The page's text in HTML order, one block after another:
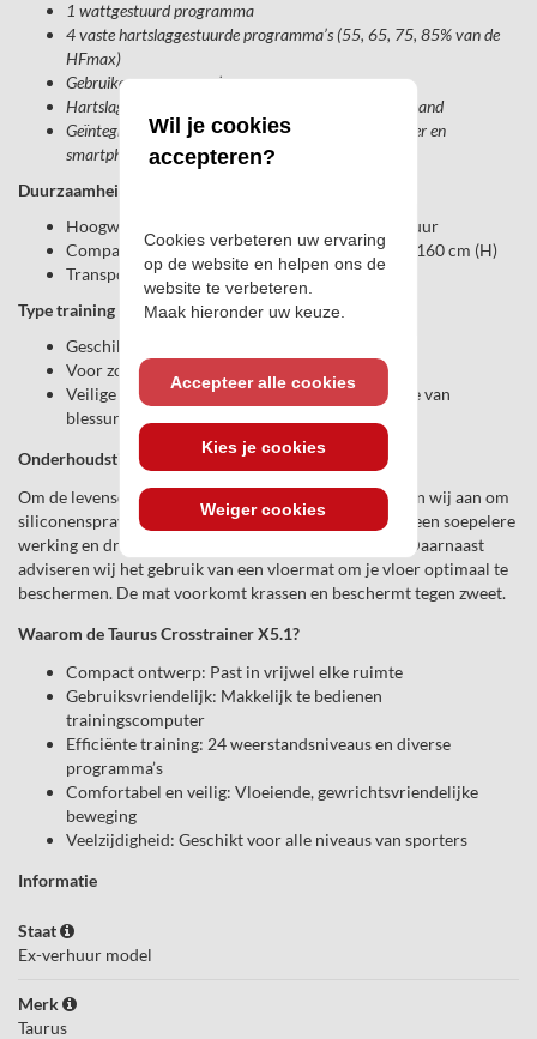
1 wattgestuurd programma
4 vaste hartslaggestuurde programma’s (55, 65, 75, 85% van de
HFmax)
Gebruikersprogramma’s
Hartslagmeting via handsensoren of optionele borstband
Geïntegreerde luidspreker, compatibel met MP3-speler en
smartphone
Duurzaamheid en opslag:
Hoogwaardig materiaal voor een lange levensduur
Compacte afmetingen: 145 cm (L) x 52 cm (B) x 160 cm (H)
Transportwieltjes voor eenvoudig verplaatsen
Type training en doelgroep:
Geschikt voor cardio- en uithoudingstraining
Voor zowel beginners als ervaren sporters
Veilige en ergonomische beweging ter preventie van
blessures
Onderhoudstips
Om de levensduur van het apparaat te verlengen, raden wij aan om
siliconenspray aan te schaffen. Deze spray zorgt voor een soepelere
werking en draagt bij aan een langere houdbaarheid. Daarnaast
adviseren wij het gebruik van een vloermat om je vloer optimaal te
beschermen. De mat voorkomt krassen en beschermt tegen zweet.
Waarom de Taurus Crosstrainer X5.1?
Compact ontwerp: Past in vrijwel elke ruimte
Gebruiksvriendelijk: Makkelijk te bedienen
trainingscomputer
Efficiënte training: 24 weerstandsniveaus en diverse
programma’s
Comfortabel en veilig: Vloeiende, gewrichtsvriendelijke
beweging
Veelzijdigheid: Geschikt voor alle niveaus van sporters
Informatie
Staat
Ex-verhuur model
Merk
Taurus
Wil je cookies
accepteren?
Cookies verbeteren uw ervaring
op de website en helpen ons de
website te verbeteren.
Maak hieronder uw keuze.
Accepteer alle cookies
Kies je cookies
Weiger cookies